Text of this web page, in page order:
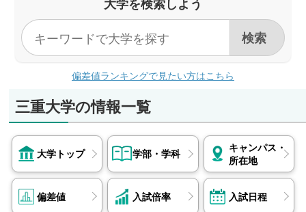
大学を検索しよう
偏差値ランキングで見たい方はこちら
三重大学の情報一覧
大学トップ 学部・学科
キャンパス・
所在地
偏差値 入試倍率 入試日程